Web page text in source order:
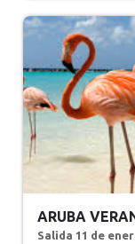
ARUBA
Salida 11 de